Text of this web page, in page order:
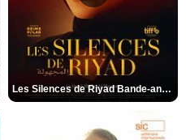
Les Silences de Riyad Bande-annonce VO STFR